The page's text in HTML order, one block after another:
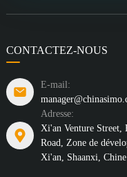
CONTACTEZ-NOUS
E-mail:
Adresse:
Xi'an Venture Street,
Road, Zone de
Xi'an, Shaanxi, Chine